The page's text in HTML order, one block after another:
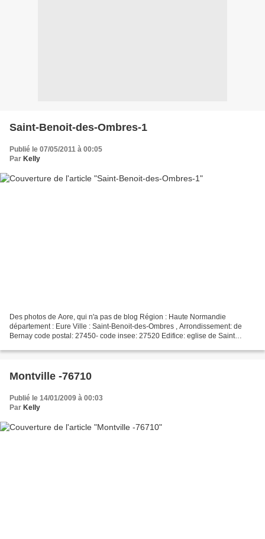
Saint-Benoit-des-Ombres-1
Publié le 07/05/2011 à 00:05
Par Kelly
Des photos de Aore, qui n'a pas de blog Région : Haute Normandie
département : Eure Ville : Saint-Benoit-des-Ombres , Arrondissement: de
Bernay code postal: 27450- code insee: 27520 Edifice: eglise de Saint
Montville -76710
Publié le 14/01/2009 à 00:03
Par Kelly